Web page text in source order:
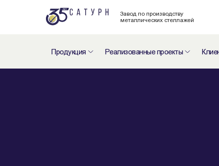
Завод по производству
металлических стеллажей
Продукция Реализованные проекты